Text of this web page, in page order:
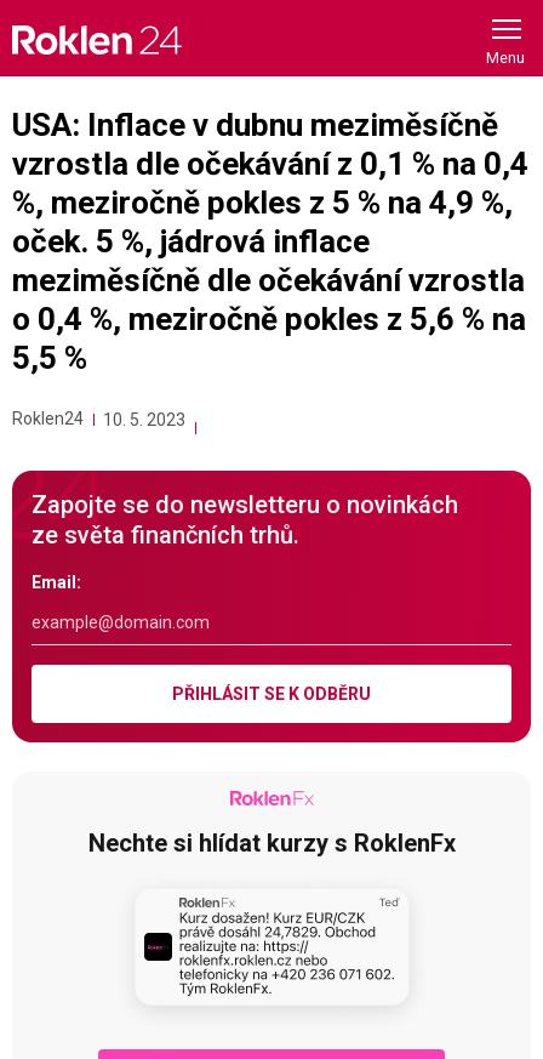
content
USA: Inflace v dubnu meziměsíčně
vzrostla dle očekávání z 0,1 % na 0,4
%, meziročně pokles z 5 % na 4,9 %,
oček. 5 %, jádrová inflace
meziměsíčně dle očekávání vzrostla
o 0,4 %, meziročně pokles z 5,6 % na
5,5 %
Roklen24 10. 5. 2023
Zapojte se do newsletteru o novinkách
ze světa finančních trhů.
Email:
PŘIHLÁSIT SE K ODBĚRU
Nechte si hlídat kurzy s RoklenFx